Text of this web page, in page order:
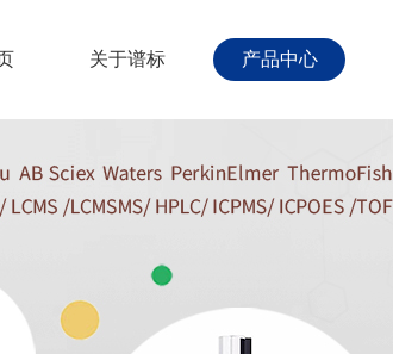
关于谱标 产品中心